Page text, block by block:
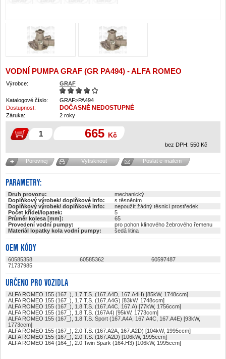
VODNÍ PUMPA GRAF (GR PA494) - ALFA ROMEO
Výrobce: GRAF
Katalogové číslo:
GRAF>PA494
Dostupnost:
DOČASNĚ NEDOSTUPNÉ
Záruka: 2 roky
665 Kč
bez DPH: 550 Kč
Porovnej Vytisknout Poslat e-mailem
PARAMETRY:
Druh provozu:
mechanický
Doplňkový výrobek/ doplňkové info:
s těsněním
Doplňkový výrobek/ doplňkové info:
nepoužít žádný těsnicí prostředek
Počet křídel/lopatek:
5
Průměr kolesa [mm]:
65
Provedení vodní pumpy:
pro pohon klínového žebrového řemenu
Materiál lopatky kola vodní pumpy:
šedá litina
OEM KÓDY
60585358 60585362
60597487
71737985
URČENO PRO VOZIDLA
ALFA ROMEO 155 (167_), 1.7 T.S. (167.A4D, 167.A4H) [85kW, 1748ccm]
ALFA ROMEO 155 (167_), 1.7 T.S. (167.A4G) [83kW, 1748ccm]
ALFA ROMEO 155 (167_), 1.8 T.S. (167.A4C, 167.A) [77kW, 1756ccm]
ALFA ROMEO 155 (167_), 1.8 T.S. (167A4) [95kW, 1773ccm]
ALFA ROMEO 155 (167_), 1.8 T.S. Sport (167.A4A, 167.A4C, 167.A4E) [93kW,
1773ccm]
ALFA ROMEO 155 (167_), 2.0 T.S. (167.A2A, 167.A2D) [104kW, 1995ccm]
ALFA ROMEO 155 (167_), 2.0 T.S. (167.A2D) [106kW, 1995ccm]
ALFA ROMEO 164 (164_), 2.0 Twin Spark (164.H3) [106kW, 1995ccm]